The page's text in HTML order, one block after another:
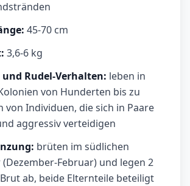
45-70 cm
3,6-6 kg
und Rudel-Verhalten: leben in
von Hunderten bis zu
von Individuen, die sich in Paare
aggressiv verteidigen
brüten im südlichen
Februar) und legen 2
ab, beide Elternteile beteiligt